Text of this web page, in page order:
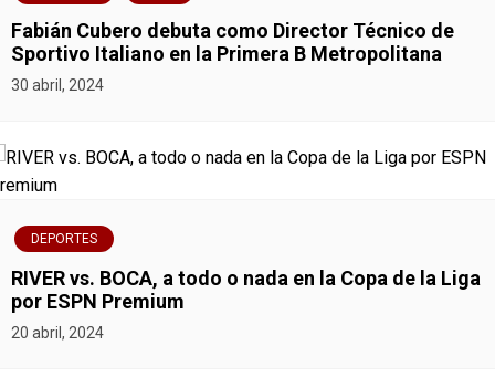
g
a
i
ó
n
d
Fabián Cubero debuta como Director Técnico de
Sportivo Italiano en la Primera B Metropolitana
30 abril, 2024
DEPORTES
RIVER vs. BOCA, a todo o nada en la Copa de la Liga
por ESPN Premium
20 abril, 2024